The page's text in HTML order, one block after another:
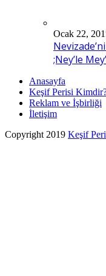
Ocak 22,
;Ney’le
Anasayfa
Keşif Perisi
Reklam ve İşbirliği
İletişim
Copyright 2019 Keşif